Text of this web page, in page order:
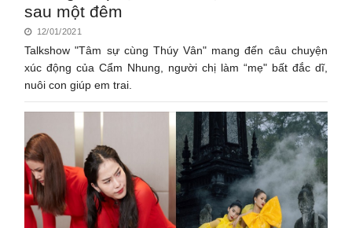
sau một đêm
12/01/2021
Talkshow "Tâm sự cùng Thúy Vân" mang đến câu chuyện
xúc động của Cẩm Nhung, người chị làm “mẹ" bất đắc dĩ,
nuôi con giúp em trai.